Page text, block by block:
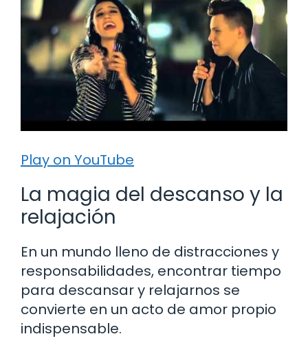
Play on YouTube
La magia del descanso y la
relajación
En un mundo lleno de distracciones y
responsabilidades, encontrar tiempo
para descansar y relajarnos se
convierte en un acto de amor propio
indispensable.